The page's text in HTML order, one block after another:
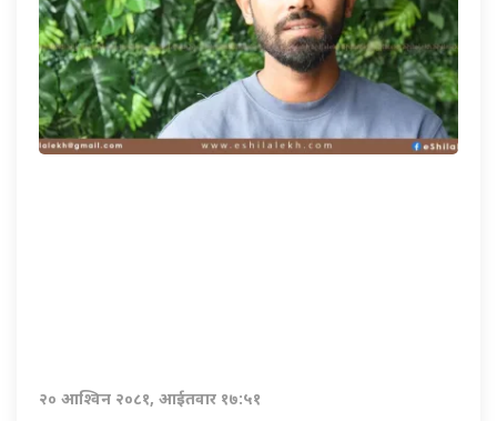
२० आश्विन २०८१, आईतवार १७:५१